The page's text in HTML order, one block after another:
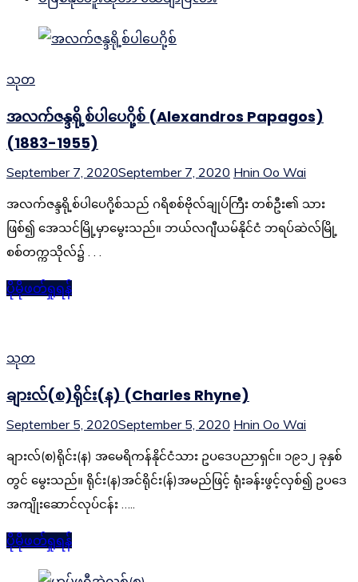
သုတ
အလက်ဇန္ဒရို့စ်ပါပေဂို့စ် (Alexandros Papagos)
(1883-1955)
September 7, 2020September 7, 2020 Hnin Oo Wai
အလက်ဇန္ဒရို့စ်ပါပေဂို့စ်သည် ဂရိစစ်ဗိုလ်ချုပ်ကြီး တစ်ဦး၏ သား
ဖြစ်၍ အေသင်မြို့မှာမွေးသည်။ ဘယ်လဂျီယမ်နိုင်ငံ ဘရပ်ဆဲလ်မြို့
စစ်တက္ကသိုလ်၌ . . .
ပိုမိုဖတ်ရှုရန်
သုတ
ချားလ်(စ)ရိုင်း(န) (Charles Rhyne)
September 5, 2020September 5, 2020 Hnin Oo Wai
ချားလ်(စ)ရိုင်း(န) အမေရိကန်နိုင်ငံသား ဥပဒေပညာရှင်။ ၁၉၁၂ ခုနှစ်
တွင် မွေးသည်။ ရိုင်း(န)အင်ရိုင်း(န်)အမည်ဖြင့် ရုံးခန်းဖွင့်လှစ်၍ ဥပဒေ
အကျိုးဆောင်လုပ်ငန်း …..
ပိုမိုဖတ်ရှုရန်